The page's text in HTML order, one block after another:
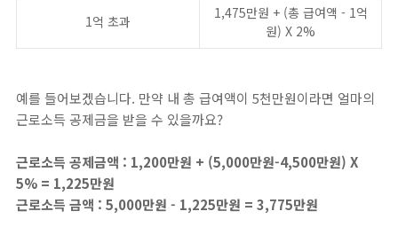
1억 초과
1,475만원 + (총 급여액 - 1억
원) X 2%
예를 들어보겠습니다. 만약 내 총 급여액이 5천만원이라면 얼마의
근로소득 공제금을 받을 수 있을까요?
근로소득 공제금액 : 1,200만원 + (5,000만원-4,500만원) X
5% = 1,225만원
근로소득 금액 : 5,000만원 - 1,225만원 = 3,775만원